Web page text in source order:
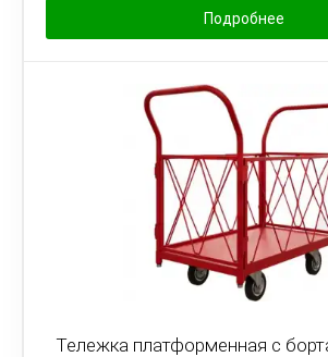
Подробнее
Тележка платформенная с